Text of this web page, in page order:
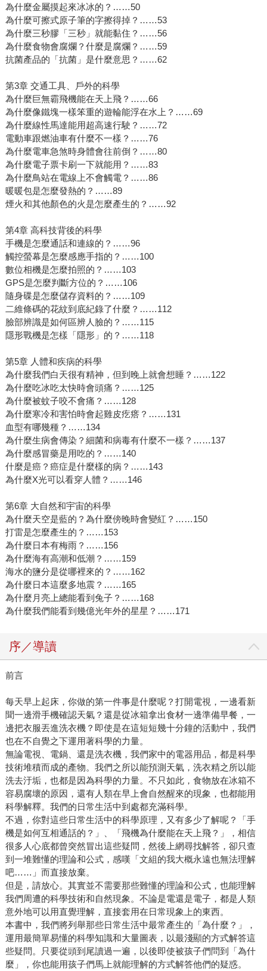
為什麼金屬摸起來冰冰的？……50
為什麼可擦式原子筆的字擦得掉？……53
為什麼三秒膠「三秒」就能黏住？……56
為什麼食物會腐爛？什麼是腐爛？……59
抗菌產品的「抗菌」是什麼意思？……62
第3章 交通工具、戶外的科學
為什麼巨無霸飛機能在天上飛？……66
為什麼像鐵塊一樣笨重的遊輪能浮在水上？……69
為什麼線性馬達能用超高速行駛？……72
電動車跟燃油車有什麼不一樣？……76
為什麼電車急煞時身體會往前倒？……80
為什麼電子票卡刷一下就能用？……83
為什麼鳥站在電線上不會觸電？……86
暖暖包是怎麼發熱的？……89
煙火和其他顏色的火是怎麼產生的？……92
第4章 高科技背後的科學
手機是怎麼通話和連線的？……96
觸控螢幕是怎麼感應手指的？……100
數位相機是怎麼拍照的？……103
GPS是怎麼判斷方位的？……106
隨身碟是怎麼儲存資料的？……109
二維條碼的花紋到底紀錄了什麼？……112
臉部辨識是如何區辨人臉的？……115
隱形戰機是怎樣「隱形」的？……118
第5章 人體和疾病的科學
為什麼我們白天很有精神，但到晚上就會想睡？……122
為什麼吃冰吃太快時會頭痛？……125
為什麼被蚊子咬不會痛？……128
為什麼寒冷和害怕時會起雞皮疙瘩？……131
血型有哪幾種？……134
為什麼生病會傳染？細菌和病毒有什麼不一樣？……137
為什麼感冒藥是用吃的？……140
什麼是癌？癌症是什麼樣的病？……143
為什麼X光可以看穿人體？……146
第6章 大自然和宇宙的科學
為什麼天空是藍的？為什麼傍晚時會變紅？……150
打雷是怎麼產生的？……153
為什麼日本有梅雨？……156
為什麼海有高潮和低潮？……159
海水的鹽分是從哪裡來的？……162
為什麼日本這麼多地震？……165
為什麼月亮上總能看到兔子？……168
為什麼我們能看到幾億光年外的星星？……171
序／導讀
前言
每天早上起床，你做的第一件事是什麼呢？打開電視，一邊看新
聞一邊滑手機確認天氣？還是從冰箱拿出食材一邊準備早餐，一
邊把衣服丟進洗衣機？即使是在這短短幾十分鐘的活動中，我們
也在不自覺之下運用著科學的力量。
無論電視、電鍋、還是洗衣機，我們家中的電器用品，都是科學
技術堆積而成的產物。我們之所以能預測天氣，洗衣精之所以能
洗去汙垢，也都是因為科學的力量。不只如此，食物放在冰箱不
容易腐壞的原因，還有人類在早上會自然醒來的現象，也都能用
科學解釋。我們的日常生活中到處都充滿科學。
不過，你對這些日常生活中的科學原理，又有多少了解呢？「手
機是如何互相通話的？」、「飛機為什麼能在天上飛？」，相信
很多人心底都曾突然冒出這些疑問，然後上網尋找解答，卻只查
到一堆難懂的理論和公式，感嘆「文組的我大概永遠也無法理解
吧……」而直接放棄。
但是，請放心。其實並不需要那些難懂的理論和公式，也能理解
我們周遭的科學技術和自然現象。不論是電還是電子，都是人類
意外地可以用直覺理解，直接套用在日常現象上的東西。
本書中，我們將列舉那些日常生活中最常產生的「為什麼？」，
運用最簡單易懂的科學知識和大量圖表，以最淺顯的方式解答這
些疑問。只要從頭到尾讀過一遍，以後即使被孩子們問到「為什
麼」，你也能用孩子們馬上就能理解的方式解答他們的疑惑。